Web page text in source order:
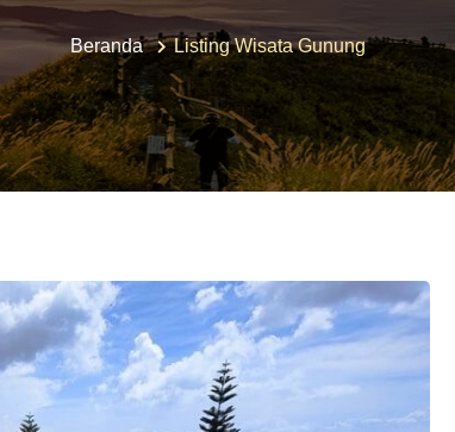
Beranda Listing Wisata Gunung